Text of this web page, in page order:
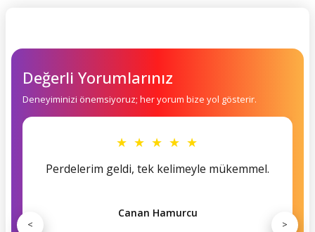
Değerli Yorumlarınız
Deneyiminizi önemsiyoruz; her yorum bize yol gösterir.
★ ★ ★ ★ ★
Perdelerim geldi, tek kelimeyle mükemmel.
Canan Hamurcu
< >